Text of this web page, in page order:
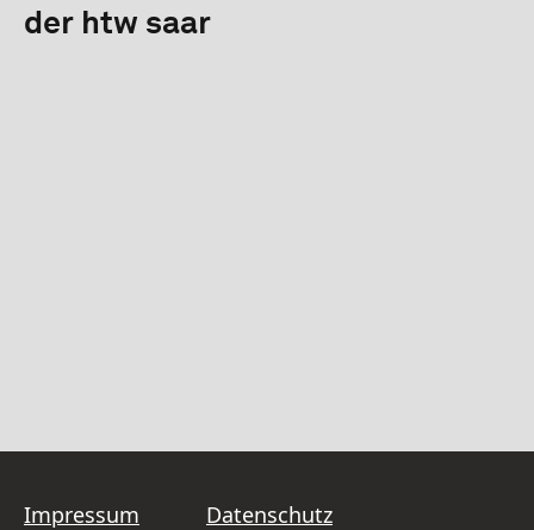
der htw saar
Impressum
Datenschutz